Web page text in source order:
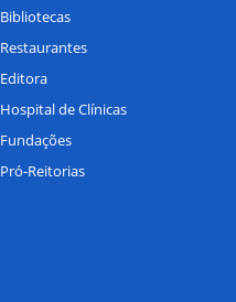
Bibliotecas
Restaurantes
Editora
Hospital de Clínicas
Fundações
Pró-Reitorias